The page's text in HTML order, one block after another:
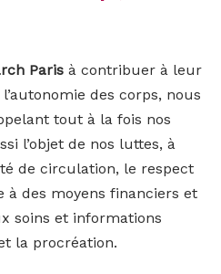
Paris à contribuer à leur
des corps, nous
tout à la fois nos
l’objet de nos luttes, à
de circulation, le respect
à des moyens financiers et
soins et informations
la procréation.